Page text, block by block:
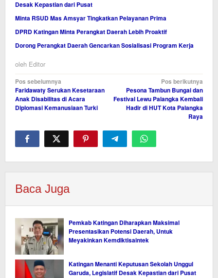
Desak Kepastian dari Pusat
Minta RSUD Mas Amsyar Tingkatkan Pelayanan Prima
DPRD Katingan Minta Perangkat Daerah Lebih Proaktif
Dorong Perangkat Daerah Gencarkan Sosialisasi Program Kerja
oleh Editor
Navigasi
pos
Pos sebelumnya
Faridawaty Serukan Kesetaraan
Anak Disabilitas di Acara
Diplomasi Kemanusiaan Turki
Pos berikutnya
‎Pesona Tambun Bungai dan
Festival Lewu Palangka Kembali
Hadir di HUT Kota Palangka
Raya
Baca Juga
Pemkab Katingan Diharapkan Maksimal
Presentasikan Potensi Daerah, Untuk
Meyakinkan Kemdiktisaintek
Katingan Menanti Keputusan Sekolah Unggul
Garuda, Legislatif Desak Kepastian dari Pusat